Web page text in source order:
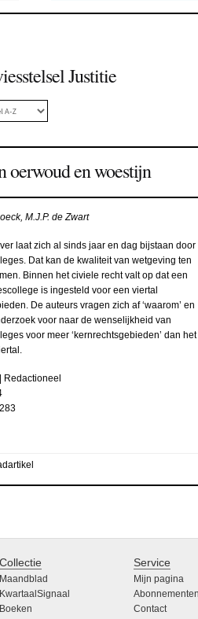
Justitie
oerwoud en woestijn
M.J.P. de Zwart
laat zich al sinds jaar en dag bijstaan door
Dat kan de kwaliteit van wetgeving ten
Binnen het civiele recht valt op dat een
is ingesteld voor een viertal
De auteurs vragen zich af ‘waarom’ en
voor naar de wenselijkheid van
voor meer ‘kernrechtsgebieden’ dan het
Redactioneel
Collectie
Maandblad
KwartaalSignaal
Boeken
Service
Mijn pagina
Abonnementen
Contact